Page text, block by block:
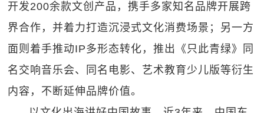
开发200余款文创产品，携手多家知名品牌开展跨
界合作，并着力打造沉浸式文化消费场景；另一方
面则着手推动IP多形态转化，推出《只此青绿》同
名交响音乐会、同名电影、艺术教育少儿版等衍生
内容，不断延伸品牌价值。